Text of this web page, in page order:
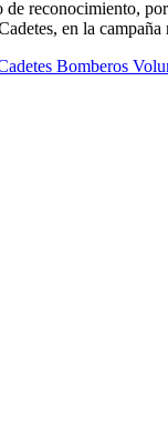
en la
Bomberos